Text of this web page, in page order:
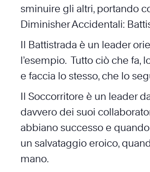
sminuire gli altri, portando
Diminisher Accidentali:
Il Battistrada è un leader
l’esempio. Tutto ciò che fa,
e faccia lo stesso, che lo
Il Soccorritore è un leader
davvero dei suoi
abbiano successo e
un salvataggio eroico,
mano.